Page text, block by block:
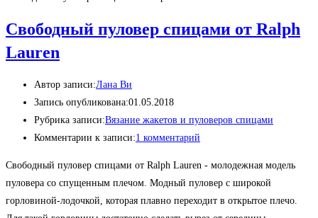
Свободный пуловер спицами от Ralph
Lauren
Автор записи:Лана Ви
Запись опубликована:01.05.2018
Рубрика записи:Вязание жакетов и пуловеров спицами
Комментарии к записи:1 комментарий
Свободный пуловер спицами от Ralph Lauren - молодежная модель
пуловера со спущенным плечом. Модный пуловер с широкой
горловиной-лодочкой, которая плавно переходит в открытое плечо.